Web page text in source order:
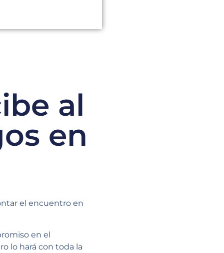
al
en
el encuentro en
en el
lo hará con toda la